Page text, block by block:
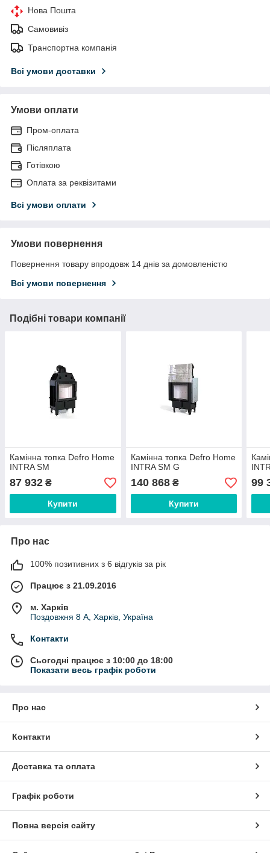
Нова Пошта
Самовивіз
Транспортна компанія
Всі умови доставки
Умови оплати
Пром-оплата
Післяплата
Готівкою
Оплата за реквізитами
Всі умови оплати
Умови повернення
Повернення товару впродовж 14 днів за домовленістю
Всі умови повернення
Подібні товари компанії
Камінна топка Defro Home
INTRA SM
87 932 ₴
Купити
Камінна топка Defro Home
INTRA SM G
140 868₴
Купити
99
Про нас
100% позитивних з 6 відгуків за рік
Працює з 21.09.2016
м. Харків
Поздовжня 8 А, Харків, Україна
Контакти
Сьогодні працює з 10:00 до 18:00
Показати весь графік роботи
Про нас
Контакти
Доставка та оплата
Графік роботи
Повна версія сайту